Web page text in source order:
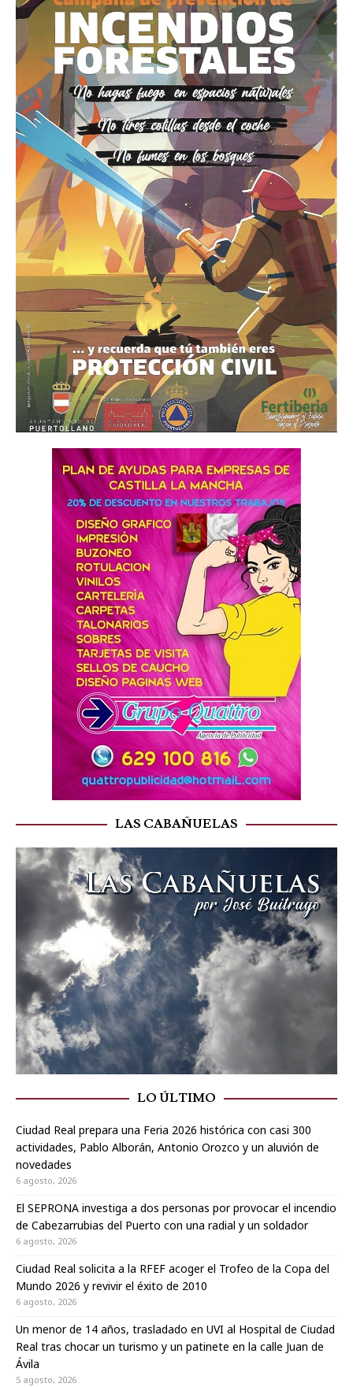
LAS CABAÑUELAS
LO ÚLTIMO
Ciudad Real prepara una Feria 2026 histórica con casi 300
actividades, Pablo Alborán, Antonio Orozco y un aluvión de
novedades
6 agosto, 2026
El SEPRONA investiga a dos personas por provocar el incendio
de Cabezarrubias del Puerto con una radial y un soldador
6 agosto, 2026
Ciudad Real solicita a la RFEF acoger el Trofeo de la Copa del
Mundo 2026 y revivir el éxito de 2010
6 agosto, 2026
Un menor de 14 años, trasladado en UVI al Hospital de Ciudad
Real tras chocar un turismo y un patinete en la calle Juan de
Ávila
5 agosto, 2026